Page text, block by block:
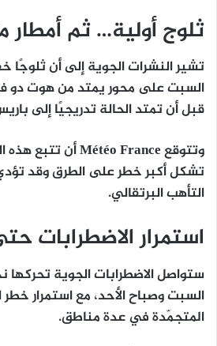
ثلوج أولية… ثم أمطار
تشير النشرات الجوية إلى أن
السبت على محور يمتد منهوت دو
قبل أن تمتد الحالة تدريجيًا إلى
وتتوقعMétéo Franceأن تتبع هذه
تشكل أكبر خطر على الطرق وقد
التأهب البرتقالي.
استمرار الاضطرابات
ستواصل الاضطرابات الجوية تحركها
السبت وصباح الأحد، مع استمرار خطر
المتجمّدةفي عدة مناطق.